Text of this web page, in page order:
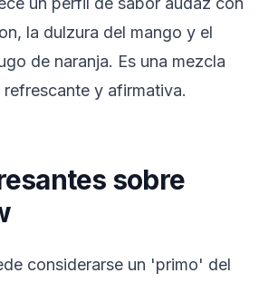
la dulzura del mango y el
de naranja. Es una mezcla
y afirmativa.
sobre
considerarse un 'primo' del